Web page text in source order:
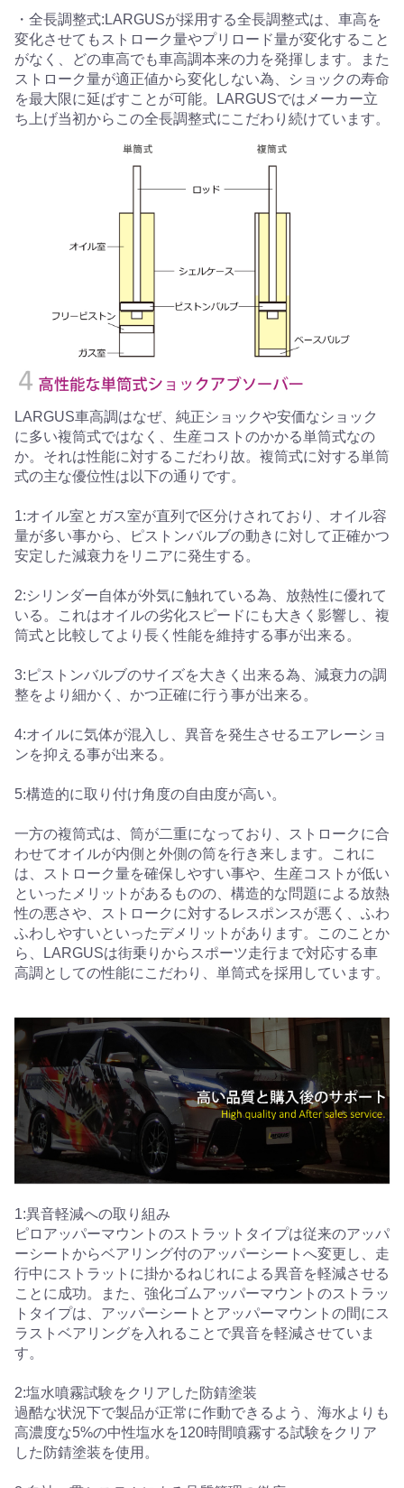
・全長調整式:LARGUSが採用する全長調整式は、車高を
変化させてもストローク量やプリロード量が変化すること
がなく、どの車高でも車高調本来の力を発揮します。また
ストローク量が適正値から変化しない為、ショックの寿命
を最大限に延ばすことが可能。LARGUSではメーカー立
ち上げ当初からこの全長調整式にこだわり続けています。
LARGUS車高調はなぜ、純正ショックや安価なショック
に多い複筒式ではなく、生産コストのかかる単筒式なの
か。それは性能に対するこだわり故。複筒式に対する単筒
式の主な優位性は以下の通りです。
1:オイル室とガス室が直列で区分けされており、オイル容
量が多い事から、ピストンバルブの動きに対して正確かつ
安定した減衰力をリニアに発生する。
2:シリンダー自体が外気に触れている為、放熱性に優れて
いる。これはオイルの劣化スピードにも大きく影響し、複
筒式と比較してより長く性能を維持する事が出来る。
3:ピストンバルブのサイズを大きく出来る為、減衰力の調
整をより細かく、かつ正確に行う事が出来る。
4:オイルに気体が混入し、異音を発生させるエアレーショ
ンを抑える事が出来る。
5:構造的に取り付け角度の自由度が高い。
一方の複筒式は、筒が二重になっており、ストロークに合
わせてオイルが内側と外側の筒を行き来します。これに
は、ストローク量を確保しやすい事や、生産コストが低い
といったメリットがあるものの、構造的な問題による放熱
性の悪さや、ストロークに対するレスポンスが悪く、ふわ
ふわしやすいといったデメリットがあります。このことか
ら、LARGUSは街乗りからスポーツ走行まで対応する車
高調としての性能にこだわり、単筒式を採用しています。
1:異音軽減への取り組み
ピロアッパーマウントのストラットタイプは従来のアッパ
ーシートからベアリング付のアッパーシートへ変更し、走
行中にストラットに掛かるねじれによる異音を軽減させる
ことに成功。また、強化ゴムアッパーマウントのストラッ
トタイプは、アッパーシートとアッパーマウントの間にス
ラストベアリングを入れることで異音を軽減させていま
す。
2:塩水噴霧試験をクリアした防錆塗装
過酷な状況下で製品が正常に作動できるよう、海水よりも
高濃度な5%の中性塩水を120時間噴霧する試験をクリア
した防錆塗装を使用。